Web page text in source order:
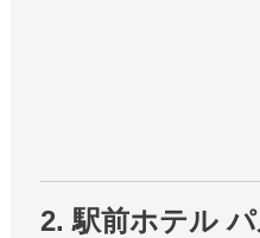
2. 駅前ホテル